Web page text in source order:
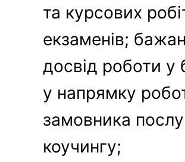
та курсових
екзаменів;
досвід роботи у
у напрямку
замовника
коучингу;